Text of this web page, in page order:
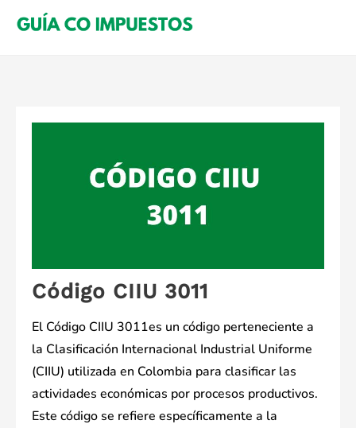
Código CIIU 3011
El Código CIIU 3011es un código perteneciente a
la Clasificación Internacional Industrial Uniforme
(CIIU) utilizada en Colombia para clasificar las
actividades económicas por procesos productivos.
Este código se refiere específicamente a la